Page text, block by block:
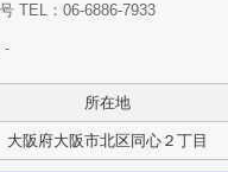
TEL：06-6886-7933
-
所在地
大阪府大阪市北区同心２丁目